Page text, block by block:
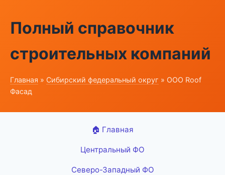
Полный справочник
строительных компаний
Главная » Сибирский федеральный округ » ООО Roof
Фасад
🏠 Главная
Центральный ФО
Северо-Западный ФО